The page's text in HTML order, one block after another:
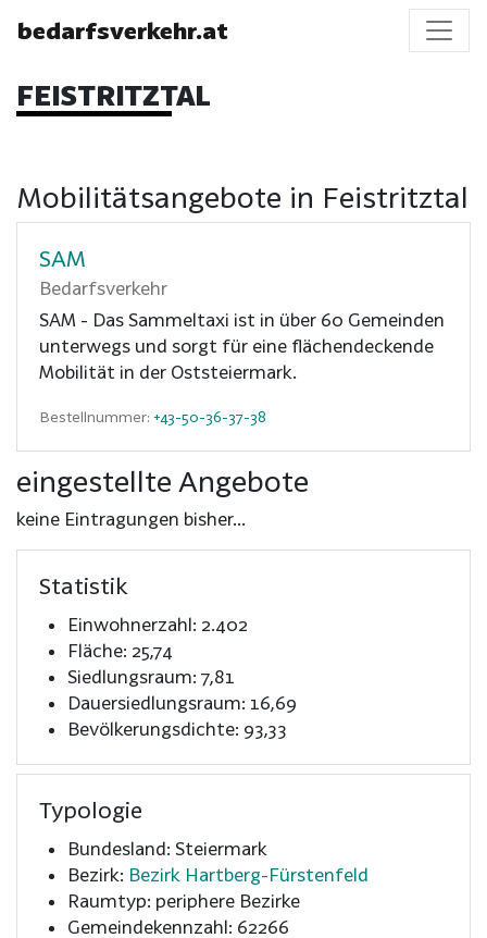
bedarfsverkehr.at
FEISTRITZTAL
Mobilitätsangebote in Feistritztal
SAM
Bedarfsverkehr
SAM - Das Sammeltaxi ist in über 60 Gemeinden
unterwegs und sorgt für eine flächendeckende
Mobilität in der Oststeiermark.
Bestellnummer: +43-50-36-37-38
eingestellte Angebote
keine Eintragungen bisher...
Statistik
Einwohnerzahl: 2.402
Fläche: 25,74
Siedlungsraum: 7,81
Dauersiedlungsraum: 16,69
Bevölkerungsdichte: 93,33
Typologie
Bundesland: Steiermark
Bezirk: Bezirk Hartberg-Fürstenfeld
Raumtyp: periphere Bezirke
Gemeindekennzahl: 62266